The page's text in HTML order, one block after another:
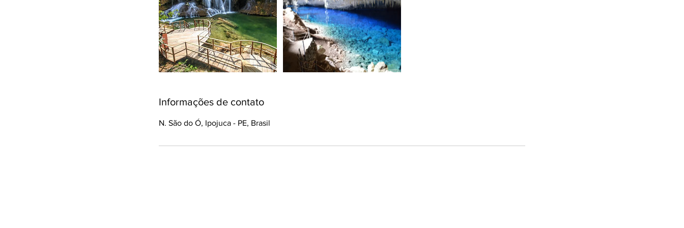
Informações de contato
N. São do Ó, Ipojuca - PE, Brasil